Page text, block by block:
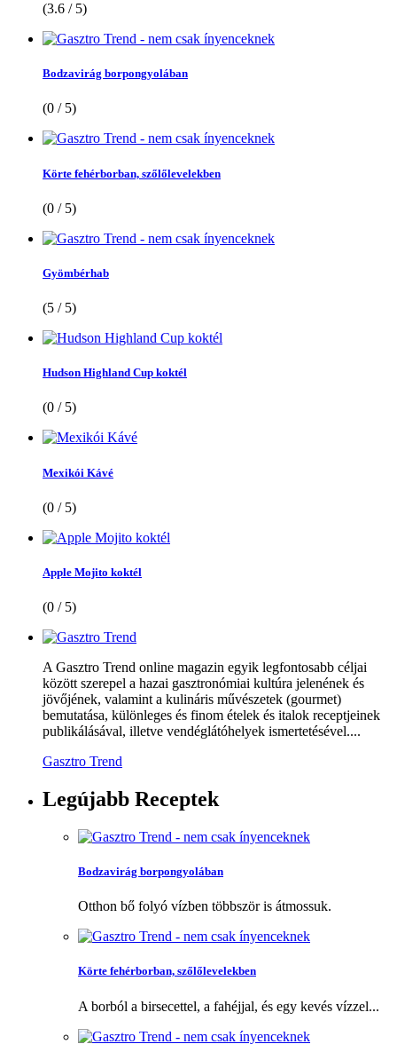
(3.6 / 5)
Bodzavirág borpongyolában
(0 / 5)
Körte fehérborban, szőlőlevelekben
(0 / 5)
Gyömbérhab
(5 / 5)
Hudson Highland Cup koktél
(0 / 5)
Mexikói Kávé
(0 / 5)
Apple Mojito koktél
(0 / 5)
A Gasztro Trend online magazin egyik legfontosabb céljai
között szerepel a hazai gasztronómiai kultúra jelenének és
jövőjének, valamint a kulináris művészetek (gourmet)
bemutatása, különleges és finom ételek és italok receptjeinek
publikálásával, illetve vendéglátóhelyek ismertetésével....
Gasztro Trend
Legújabb Receptek
Bodzavirág borpongyolában
Otthon bő folyó vízben többször is átmossuk.
Körte fehérborban, szőlőlevelekben
A borból a birsecettel, a fahéjjal, és egy kevés vízzel...